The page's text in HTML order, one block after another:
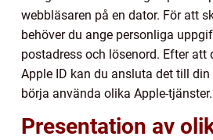
webbläsaren på en dator. För att
behöver du ange personliga
postadress och lösenord. Efter att
Apple ID kan du ansluta det till din
börja använda olika Apple-tjänster.
Presentation av